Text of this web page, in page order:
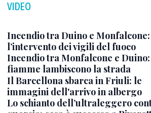
VIDEO
Incendio tra Duino e Monfalcone:
l’intervento dei vigili del fuoco
Incendio tra Monfalcone e
fiamme lambiscono la strada
Il Barcellona sbarca in Friuli: le
immagini dell'arrivo in albergo
Lo schianto dell’ultraleggero